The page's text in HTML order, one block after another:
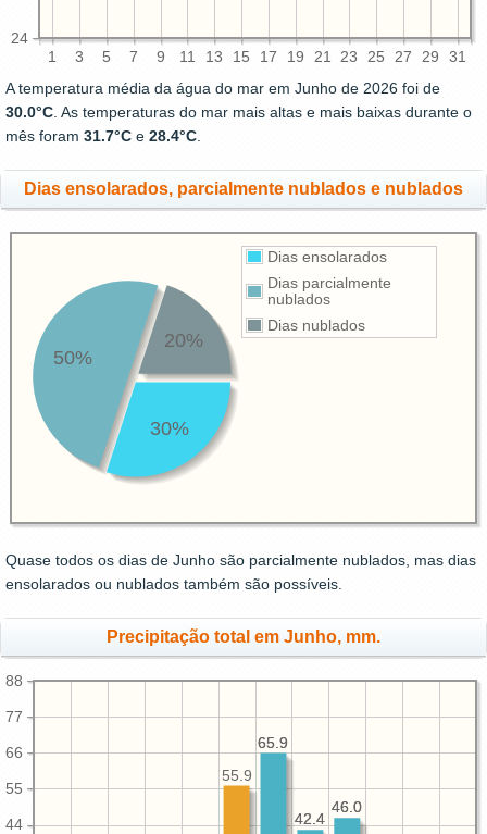
1 3 5 7 9 11 13 15 17 19 21 23 25 27 29 31
24
A temperatura média da água do mar em Junho de 2026 foi de
30.0°C . As temperaturas do mar mais altas e mais baixas durante o
mês foram 31.7°C e 28.4°C
Dias ensolarados, parcialmente nublados e nublados
Dias ensolarados
Dias parcialmente
nublados
Dias nublados
30%
50%
20%
Quase todos os dias de Junho são parcialmente nublados, mas dias
ensolarados ou nublados também são possíveis.
Precipitação total em Junho, mm.
44
55
66
77
88
46.0
42.4
65.9
46.0
42.4
65.9
55.9